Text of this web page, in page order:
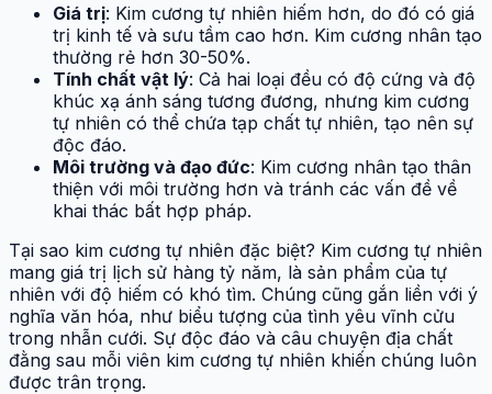
Giá trị: Kim cương tự nhiên hiếm hơn, do đó có giá
trị kinh tế và sưu tầm cao hơn. Kim cương nhân tạo
thường rẻ hơn 30-50%.
Tính chất vật lý: Cả hai loại đều có độ cứng và độ
khúc xạ ánh sáng tương đương, nhưng kim cương
tự nhiên có thể chứa tạp chất tự nhiên, tạo nên sự
độc đáo.
Môi trường và đạo đức: Kim cương nhân tạo thân
thiện với môi trường hơn và tránh các vấn đề về
khai thác bất hợp pháp.
Tại sao kim cương tự nhiên đặc biệt? Kim cương tự nhiên
mang giá trị lịch sử hàng tỷ năm, là sản phẩm của tự
nhiên với độ hiếm có khó tìm. Chúng cũng gắn liền với ý
nghĩa văn hóa, như biểu tượng của tình yêu vĩnh cửu
trong nhẫn cưới. Sự độc đáo và câu chuyện địa chất
đằng sau mỗi viên kim cương tự nhiên khiến chúng luôn
được trân trọng.